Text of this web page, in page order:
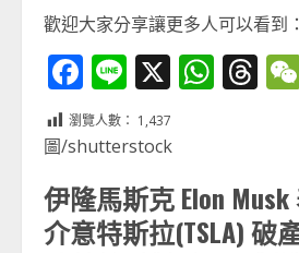
歡迎大家分享讓更多人可以看到：
Facebook
Line
X
瀏覽人數： 1,437
圖/shutterstock
伊隆馬斯克 Elon
介意特斯拉(TSLA) 破